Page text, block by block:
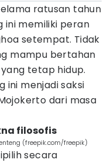
ratusan tahun
ini memiliki peran
setempat. Tidak
mampu bertahan
tetap hidup.
ini menjadi saksi
dari masa
filosofis
(freepik.com/freepik)
secara